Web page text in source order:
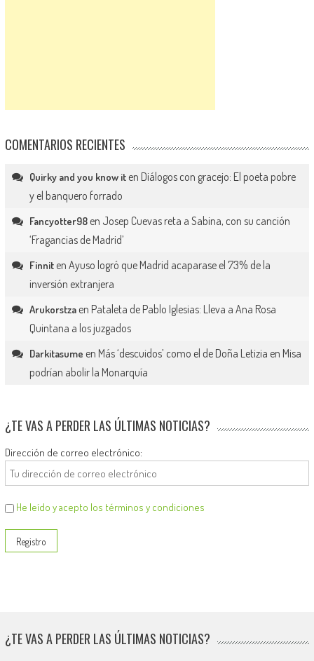
COMENTARIOS RECIENTES
Quirky and you know iten Diálogos con gracejo: El poeta pobre
y el banquero forrado
Fancyotter98en Josep Cuevas reta a Sabina, con su canción
‘Fragancias de Madrid’
Finniten Ayuso logró que Madrid acaparase el 73% de la
inversión extranjera
Arukorstzaen Pataleta de Pablo Iglesias: Lleva a Ana Rosa
Quintana a los juzgados
Darkitasume en Más ‘descuidos’ como el de Doña Letizia en Misa
podrían abolir la Monarquía
¿TE VAS A PERDER LAS ÚLTIMAS NOTICIAS?
Dirección de correo electrónico:
He leído y acepto los términos y condiciones
¿TE VAS A PERDER LAS ÚLTIMAS NOTICIAS?